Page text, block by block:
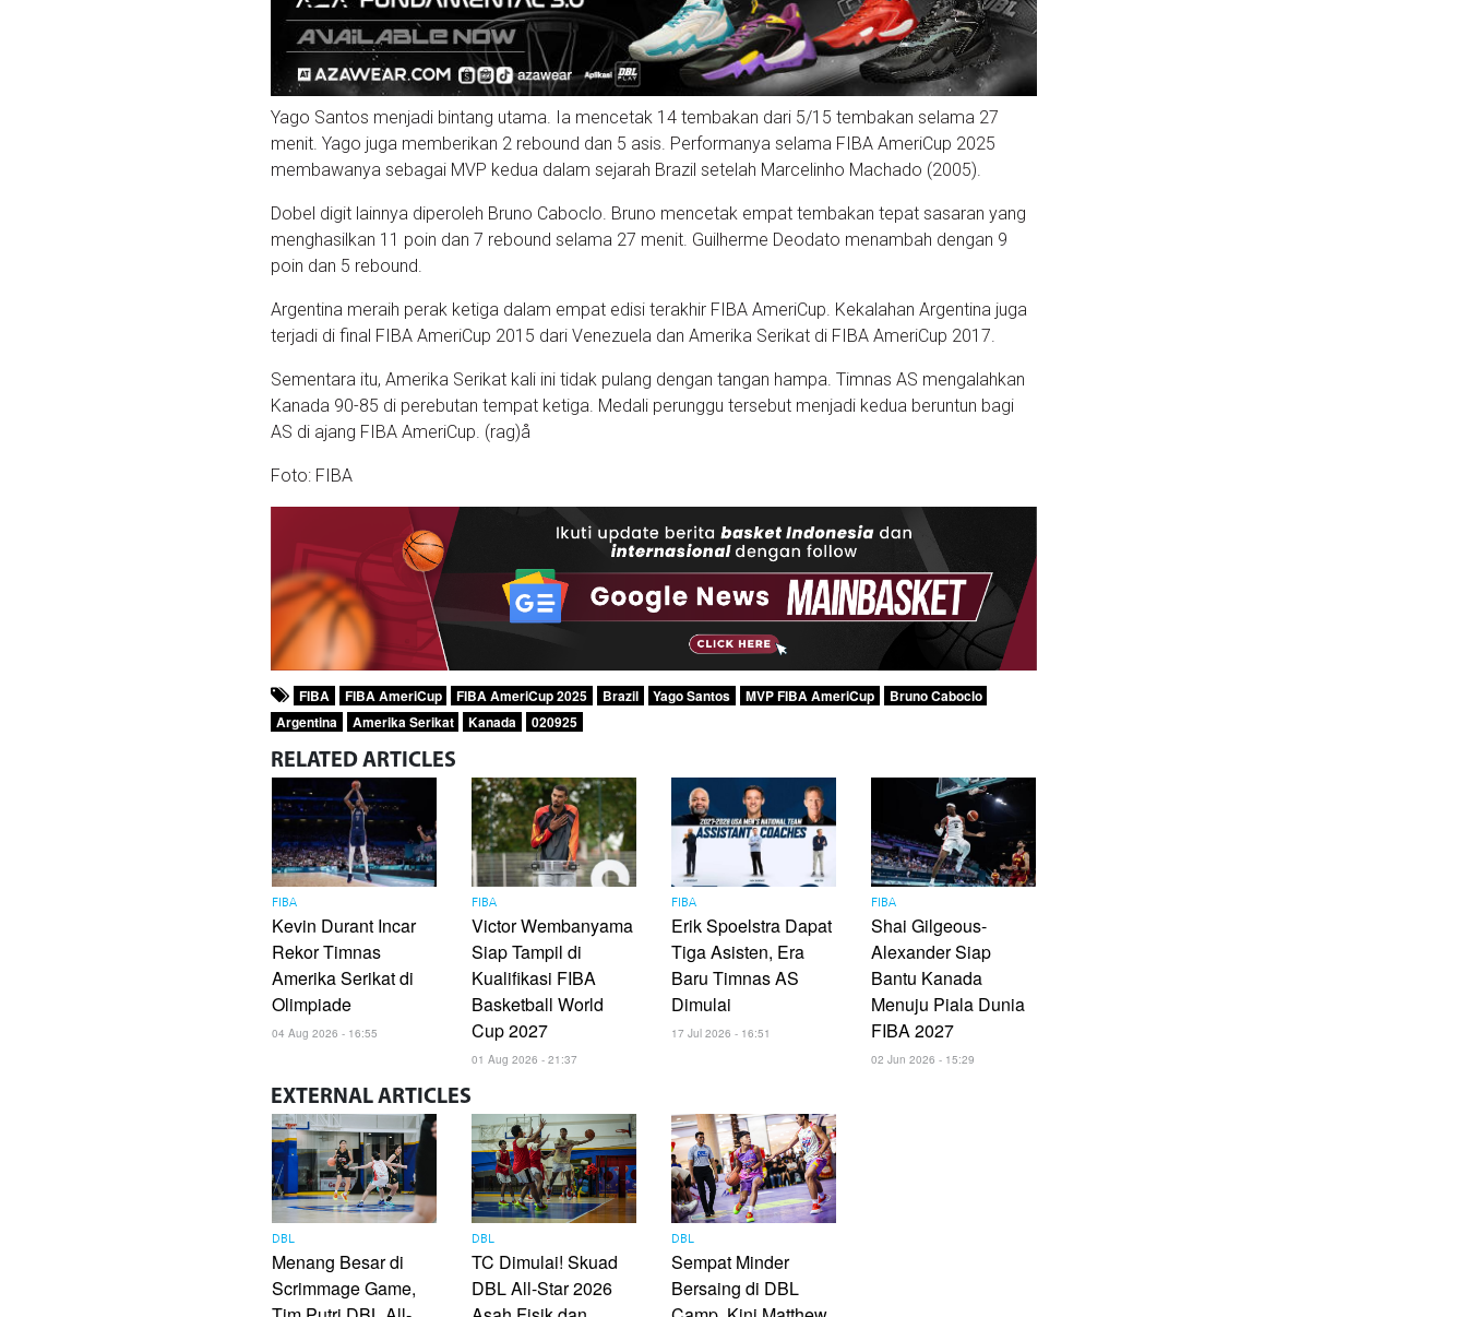
Yago Santos menjadi bintang utama. Ia mencetak 14 tembakan dari 5/15 tembakan selama 27
menit. Yago juga memberikan 2 rebound dan 5 asis. Performanya selama FIBA AmeriCup 2025
membawanya sebagai MVP kedua dalam sejarah Brazil setelah Marcelinho Machado (2005).
Dobel digit lainnya diperoleh Bruno Caboclo. Bruno mencetak empat tembakan tepat sasaran yang
menghasilkan 11 poin dan 7 rebound selama 27 menit. Guilherme Deodato menambah dengan 9
poin dan 5 rebound.
Argentina meraih perak ketiga dalam empat edisi terakhir FIBA AmeriCup. Kekalahan Argentina juga
terjadi di final FIBA AmeriCup 2015 dari Venezuela dan Amerika Serikat di FIBA AmeriCup 2017.
Sementara itu, Amerika Serikat kali ini tidak pulang dengan tangan hampa. Timnas AS mengalahkan
Kanada 90-85 di perebutan tempat ketiga. Medali perunggu tersebut menjadi kedua beruntun bagi
AS di ajang FIBA AmeriCup. (rag)å
Foto: FIBA
FIBA FIBA AmeriCup FIBA AmeriCup 2025 Brazil Yago Santos MVP FIBA AmeriCup
Bruno Caboclo
Argentina
Amerika Serikat Kanada 020925
RELATED ARTICLES
FIBA
Kevin Durant Incar
Rekor Timnas
Amerika Serikat di
Olimpiade
04 Aug 2026 - 16:55
FIBA
Victor Wembanyama
Siap Tampil di
Kualifikasi FIBA
Basketball World
Cup 2027
01 Aug 2026 - 21:37
FIBA
Erik Spoelstra Dapat
Tiga Asisten, Era
Baru Timnas AS
Dimulai
17 Jul 2026 - 16:51
FIBA
Shai Gilgeous-
Alexander Siap
Bantu Kanada
Menuju Piala Dunia
FIBA 2027
02 Jun 2026 - 15:29
EXTERNAL ARTICLES
DBL
Menang Besar di
Scrimmage Game,
DBL
TC Dimulai! Skuad
DBL All-Star 2026
DBL
Sempat Minder
Bersaing di DBL